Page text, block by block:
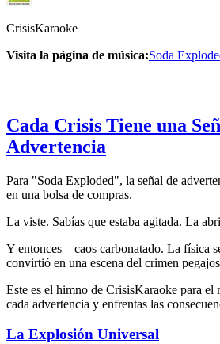
CrisisKaraoke
Visita la página de música:Soda
Cada Crisis Tiene una
Advertencia
Para "Soda Exploded", la señal de
en una bolsa de compras.
La viste. Sabías que estaba agitada. La
Y entonces—caos carbonatado. La física
convirtió en una escena del crimen
Este es el himno de CrisisKaraoke para el
cada advertencia y enfrentas las
La Explosión Universal